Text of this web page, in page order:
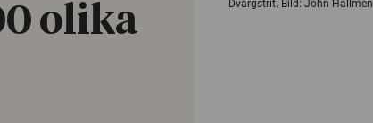
Dvärgstrit. Bild: John Hallmén
olika